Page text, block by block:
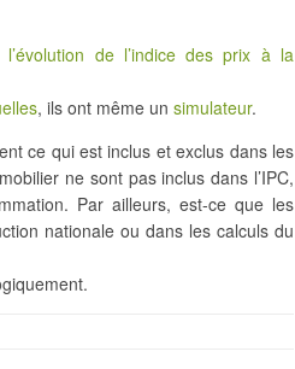
de l’indice des prix à la
, ils ont même un simulateur.
ce qui est inclus et exclus dans les
ne sont pas inclus dans l’IPC,
Par ailleurs, est-ce que les
nationale ou dans les calculs du